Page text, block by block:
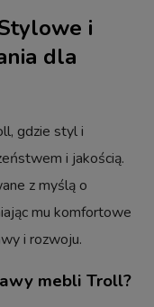
i
dla
gdzie styl i
i jakością.
z myślą o
mu komfortowe
i rozwoju.
mebli Troll?